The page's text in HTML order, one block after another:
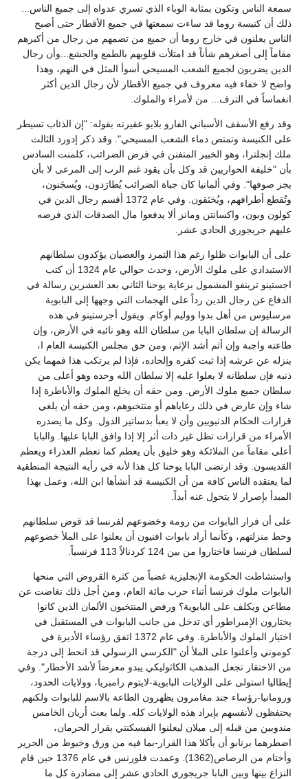
سمعة الناس وتكون بمثابة الوباء الذي تسري عدواه إلى جميع الناس...
ذلك أن كنيسة روما قد ساءت سمعتها في جميع الأقطار حتى أصبح
الناس يعلنون في خارج روما أن جميع من تضمهم من رجال من أكبرهم
مقاماً إلى أصغرهم شأناً قد امتلأت قلوبهم بالطمع والجشع...وأن رجال
الدين يضربون لجميع الشعب المسيحي أسوأ المثل في النهم، وهذا
واضح لا خفاء فيه معروف في جميع الأقطار لأن رجال الدين أكثر
انغماساً في الترف... من لأمراء والملوك.
وقد رفع الأسقف الأسباني الفارو بلايو عقيرته بقوله: "إن الذئاب تسيطر
على الكنيسة وتمتص دماء الشعب المسيحي". وقد ذكر إدورد الثالث
ملك إنجلترا، وهو الخبير المتفنن في فرض الضرائب، كلمنت السادس
بأن "خليفة الحواريين قد وكل بأن يقود غنم الرب إلى المرعى لا بأن
يجز صوفها". وفي ألمانيا كان جباة الضرائب يُطارَدون، ويُسجَنون،
وتُقطع أطرافهم، ويُخنَقون. وفي عام 1372 أقسم رجال الدين في
كولون وبون، واكسانتن ومانز ألا يدفعوا مال الصدقات الذي فرضه
عليهم جريجوري الحادي عشر.
على أن البابوات ظلوا رغم هذا التمرد والعصيان يؤكدون سلطانهم
الاستبدادي على ملوك الأرض، وحدث حوالي عام 1324 أن كتب
اجستينو ترينفو المشمول برعاية يوحنا الثاني بعد العشرين رسالة في
الدفاع عن رجال الدين رداً على الهجمات التي وجهها إلى البابوية
مرسليوس من أهل بدوا ووليم أوكام. ويقول أجرستينو في هذه
الرسالة إن سلطان البابا من سلطان الله وهو نائبه في الأرض، وإن
طاعته واجبة وإن أثم أشد الإثم، ومن حق مجلس الكنيسة العام ا،
ينزله عن عرشه إذا ثبت كفره وإلحاده، فإذا لم يرتكب هذا فمهما يكن
ذنبه فإن سلطانه لا يعلوا عليه إلا سلطان الله وحده وهو أعلى من
سلطان جميع ملوك الأرض. ومن حقه أن يخلع الملوك والأباطرة إذا
شاء وإن عارض في ذلك رعاياهم أو منتخبوهم، ومن حقه أن يلغي
قرارات الحكام الدنيويين وأن لا يعبأ بدساتير الدول. وكل ما يصدره
الأمراء من قرارات تظل غير ذات أثر إلا إذا وافق البابا عليها. والبابا
أعلى مقاماً من الملائكة وهو خليق بأن يعظم كما تعظم العذراء ويعظم
القديسون. وقد ارتضى البابا يوحنا كل هذا لأنه في رأيه النتيجة المنطقية
لما يعتقده الناس كافة من أن الكنيسة قد أنشأها ابن الله، وعمل بهذا
المبدأ بإصرار لا يتحول عنه أبداً.
على أن فرار البابوات من رومة وخضوعهم لفرنسا قد قوض سلطانهم
وحط منزلتهم، وكأنما أراد بابوات افنيون أن يعلنوا على الملأ خضوعهم
لسلطان فرنسا فاختاروا من بين 124 كردنالاً 113 فرنسياً.
واستشاطت الحكومة الإنجليزية غضباً من كثرة القروض التي منحها
البابوات ملوك فرنسا أثناء حرب مائة العام، ومن أجل ذلك تغاضت عن
مطاعن ويكلف على البابوية؟ ورفض المنتخبون الألمان الذين كانوا
يختارون الإمبراطور أي تدخل من جانب البابوات في المستقبل في
اختيار الملوك والأباطرة. وفي عام 1372 اتفق رؤساء الأديرة في
كوموني وأعلنوا على الملأ أن "الكرسي الرسولي قد انحط إلى درجة
من الاحتقار تجعل المذهب الكاثوليكي يبدو معرضاً لأشد الأخطار". وفي
إيطاليا استولى على الولايات البابوية-لايتوم رامبريا، وولايات الحدود،
ورومانيا-رؤساء جند مغامرون يظهرون الطاعة بالاسم للبابوات ولكنهم
يحتفظون لأنفسهم بإيراد هذه الولايات كله. ولما بعث أريان الخامس
مندوبين من قبله إلى ميلان ليعلنوا الفيسكنتي بقرار الحرمان،
اضطرهما برنابو أن يأكلا هذا القرار-بما فيه من ورق وخيوط من الحرير
وأختام من الرصاص(1362). وعمدت فلورنس في عام 1376 حين قام
النزاع بينها وبين البابا جريجوري الحادي عشر إلى مصادرة كل ما